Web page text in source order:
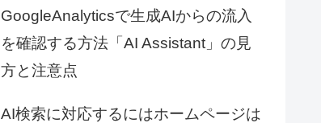
GoogleAnalyticsで生成AIからの流入
を確認する方法「AI Assistant」の見
方と注意点
AI検索に対応するにはホームページは